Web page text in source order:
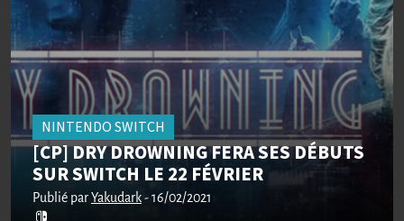
NINTENDO SWITCH
[CP] DRY DROWNING FERA SES DÉBUTS
SUR SWITCH LE 22 FÉVRIER
Publié parYakudark- 16/02/2021